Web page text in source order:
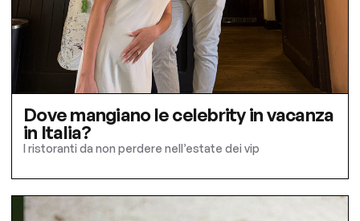
Dove mangiano le celebrity in vacanza
in Italia?
I ristoranti da non perdere nell’estate dei vip